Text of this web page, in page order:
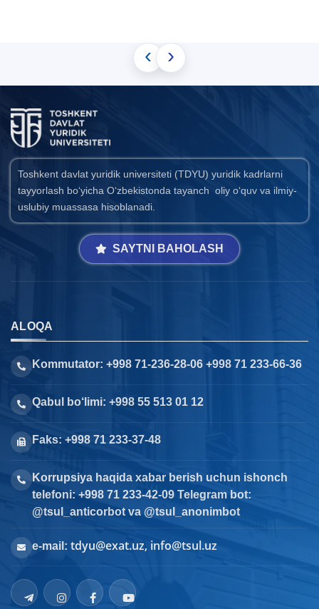
‹ ›
Toshkent davlat yuridik universiteti (TDYU) yuridik kadrlarni
tayyorlash bo‘yicha O‘zbekistonda tayanch oliy o‘quv va ilmiy-
uslubiy muassasa hisoblanadi.
SAYTNI BAHOLASH
ALOQA
Kommutator: +998 71-236-28-06 +998 71 233-66-36
Qabul bo‘limi: +998 55 513 01 12
Faks: +998 71 233-37-48
Korrupsiya haqida xabar berish uchun ishonch
telefoni: +998 71 233-42-09 Telegram bot:
@tsul_anticorbot va @tsul_anonimbot
e-mail: tdyu@exat.uz, info@tsul.uz